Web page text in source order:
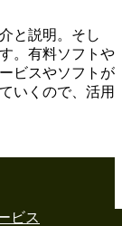
と説明。そし
。有料ソフトや
ビスやソフトが
いくので、活用
ビス